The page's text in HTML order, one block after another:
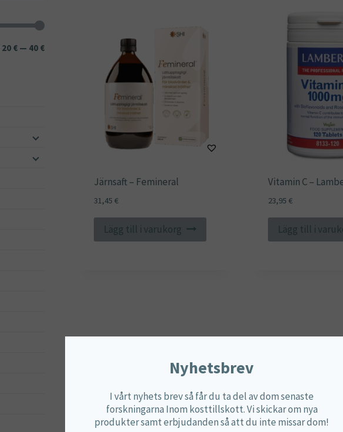
Järnsaft – Femineral
31,45 €
Lägg till i varukorg
Vitamin C –
23,95 €
Lägg till i
Min
Max
20 €— 40 €
Nyhetsbrev
I vårt nyhets brev så får du ta del av dom senaste
forskningarna Inom kosttillskott. Vi skickar om nya
produkter samt erbjudanden så att du inte missar dom!